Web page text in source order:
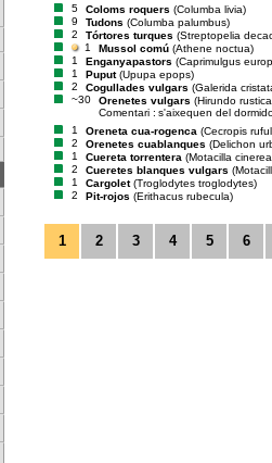
5
Coloms roquers (Columba livia)
9
Tudons (Columba palumbus)
2
Tórtores turques (Streptopelia
1
Mussol comú (Athene noctua)
1
Enganyapastors (Caprimulgus
1
Puput (Upupa epops)
2
Cogullades vulgars (Galerida
~30
Orenetes vulgars (Hirundo
Comentari : s'aixequen del
1
Oreneta cua-rogenca (Cecropis
2
Orenetes cuablanques (Delichon
1
Cuereta torrentera (Motacilla
2
Cueretes blanques vulgars
1
Cargolet (Troglodytes troglodytes)
2
Pit-rojos (Erithacus rubecula)
1 2 3 4 5 6